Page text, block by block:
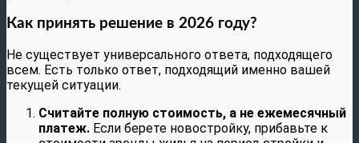
Как принять решение в 2026 году?
Не существует универсального ответа, подходящего
всем. Есть только ответ, подходящий именно вашей
текущей ситуации.
Считайте полную стоимость, а не ежемесячный
платеж. Если берете новостройку, прибавьте к